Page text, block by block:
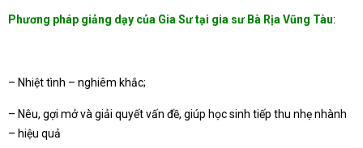
Phương pháp giảng dạy của Gia Sư tại gia sư Bà Rịa Vũng Tàu:
– Nhiệt tình – nghiêm khắc;
– Nêu, gợi mở và giải quyết vấn đề, giúp học sinh tiếp thu nhẹ nhành
– hiệu quả